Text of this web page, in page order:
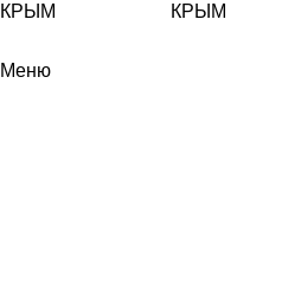
Меню